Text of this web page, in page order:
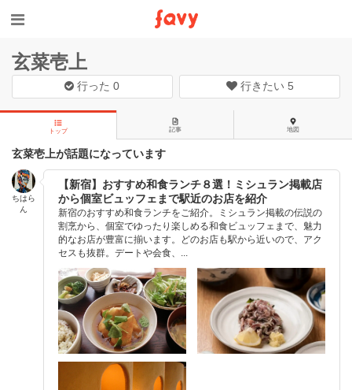
玄菜壱上
行った0 行きたい 5
トップ 記事 地図
玄菜壱上が話題になっています
ちはら
ん
【新宿】おすすめ和食ランチ８選！ミシュラン掲載店
から個室ビュッフェまで駅近のお店を紹介
新宿のおすすめ和食ランチをご紹介。ミシュラン掲載の伝説の
割烹から、個室でゆったり楽しめる和食ビュッフェまで、魅力
的なお店が豊富に揃います。どのお店も駅から近いので、アク
セスも抜群。デートや会食、...